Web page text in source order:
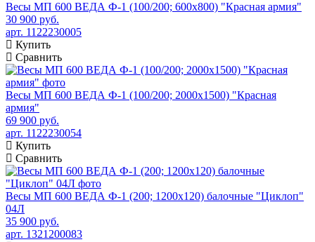
Весы МП 600 ВЕДА Ф-1 (100/200; 600х800) "Красная армия"
30 900 руб.
арт. 1122230005
Купить
Сравнить
Весы МП 600 ВЕДА Ф-1 (100/200; 2000х1500) "Красная
армия"
69 900 руб.
арт. 1122230054
Купить
Сравнить
Весы МП 600 ВЕДА Ф-1 (200; 1200х120) балочные "Циклоп"
04Л
35 900 руб.
арт. 1321200083